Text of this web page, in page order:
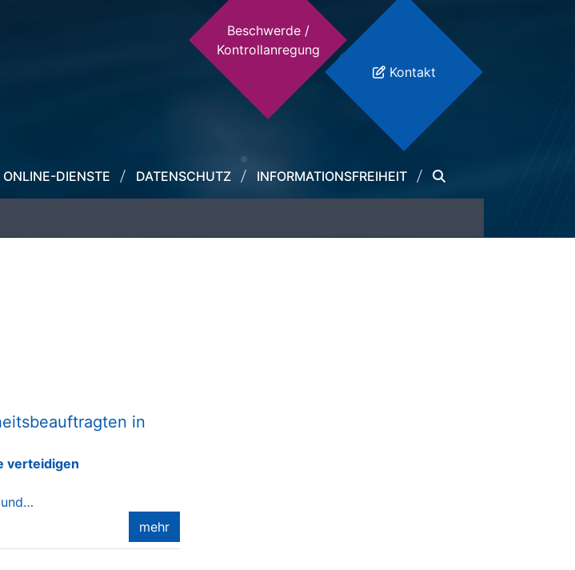
ONLINE-DIENSTE DATENSCHUTZ INFORMATIONSFREIHEIT
Beschwerde /
Kontrollanregung
Kontakt
in
verteidigen
mehr